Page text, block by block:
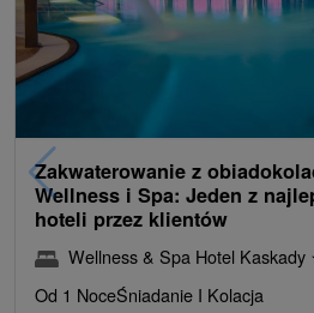
Zakwaterowanie z
Wellness i Spa: Jeden z
hoteli przez klientów
Wellness & Spa Hotel Kaskady
Od 1 NoceŚniadanie I Kolacja